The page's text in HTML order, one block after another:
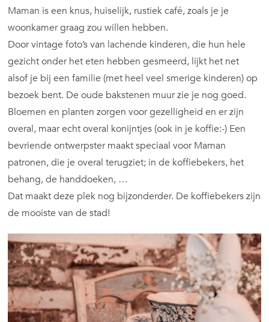
Maman is een knus, huiselijk, rustiek café, zoals je je
woonkamer graag zou willen hebben.
Door vintage foto’s van lachende kinderen, die hun hele
gezicht onder het eten hebben gesmeerd, lijkt het net
alsof je bij een familie (met heel veel smerige kinderen) op
bezoek bent. De oude bakstenen muur zie je nog goed.
Bloemen en planten zorgen voor gezelligheid en er zijn
overal, maar echt overal konijntjes (ook in je koffie:-) Een
bevriende ontwerpster maakt speciaal voor Maman
patronen, die je overal terugziet; in de koffiebekers, het
behang, de handdoeken, …
Dat maakt deze plek nog bijzonderder. De koffiebekers zijn
de mooiste van de stad!